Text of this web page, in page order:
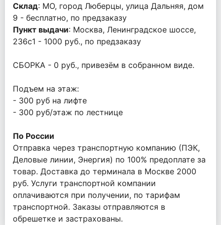
Склад: МО, город Люберцы, улица Дальняя, дом
9 - бесплатно, по предзаказу
Пункт выдачи: Москва, Ленинградское шоссе,
236с1 - 1000 руб., по предзаказу
СБОРКА - 0 руб., привезём в собранном виде.
Подъем на этаж:
- 300 руб на лифте
- 300 руб/этаж по лестнице
По России
Отправка через транспортную компанию (ПЭК,
Деловые линии, Энергия) по 100% предоплате за
товар. Доставка до терминала в Москве 2000
руб. Услуги транспортной компании
оплачиваются при получении, по тарифам
транспортной. Заказы отправляются в
обрешетке и застрахованы.